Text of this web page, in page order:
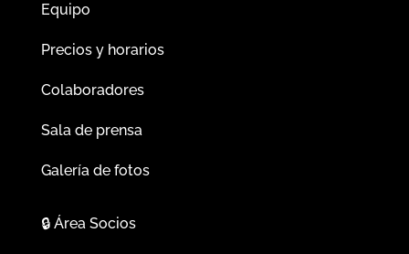
Equipo
Precios y horarios
Colaboradores
Sala de prensa
Galería de fotos
🔒Área Socios